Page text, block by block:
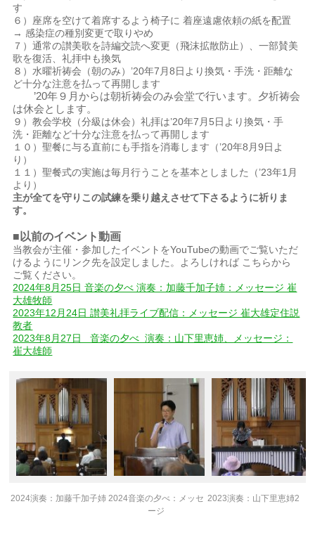
す
６）座席を空けて着席するよう椅子に 着座遠慮依頼の紙を配置
→ 感染症の種別変更で取りやめ
７）通常の讃美歌を詩編交読へ変更（飛沫拡散防止）、一部賛美
歌を復活、礼拝中も換気
８）水曜祈祷会（朝のみ）’20年7月8日より換気・手洗・距離な
ど十分な注意を払って再開します
’20年９月からは朝祈祷会のみ会堂で行います。夕祈祷会
は休会とします。
９）教会学校（分級は休会）礼拝は’20年7月5日より換気・手
洗・距離など十分な注意を払って再開します
１０）聖餐に与る直前にも手指を消毒します（’20年8月9日よ
り）
１１）聖餐式の実施は毎月行うことを基本としました（’23年1月
より）
主が全てを守りこの試練を乗り越えさせて下さるように祈りま
す。
■以前のイベント動画
当教会が主催・参加したイベントをYouTubeの動画でご覧いただ
けるようにリンク先を設定しました。よろしければ こちらから
ご覧ください。
2024年8月25日 音楽の夕べ 演奏：加藤千加子姉：メッセージ 崔
大雄牧師
2023年12月24日 讃美礼拝ライブ配信：メッセージ 崔大雄定住説
教者
2023年8月27日 音楽の夕べ 演奏：山下里恵姉、メッセージ：
崔大雄師
2024演奏：加藤千加子姉 2024音楽の夕べ：メッセ
ージ
2023演奏：山下里恵姉2